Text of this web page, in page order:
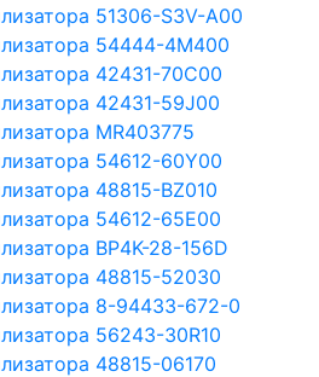
51306-S3V-A00
54444-4M400
42431-70С00
42431-59J00
MR403775
54612-60Y00
48815-BZ010
54612-65Е00
BP4K-28-156D
48815-52030
8-94433-672-0
56243-30R10
48815-06170